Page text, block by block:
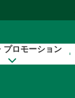
プロモーション